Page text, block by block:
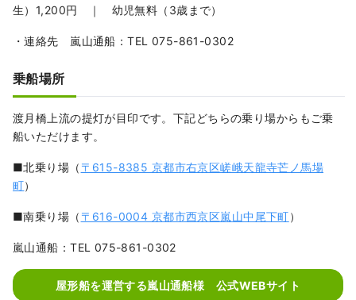
生）1,200円 ｜ 幼児無料（3歳まで）
・連絡先 嵐山通船：TEL 075-861-0302
乗船場所
渡月橋上流の提灯が目印です。下記どちらの乗り場からもご乗
船いただけます。
■北乗り場（ 〒615-8385 京都市右京区嵯峨天龍寺芒ノ馬場
町）
■南乗り場（ 〒616-0004 京都市西京区嵐山中尾下町）
嵐山通船：TEL 075-861-0302
屋形船を運営する嵐山通船様 公式WEBサイト